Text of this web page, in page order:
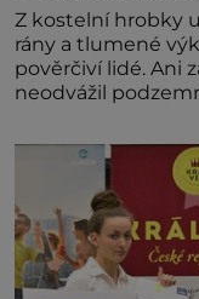
Z kostelní hrobky
rány a tlumené
pověrčiví lidé. Ani
neodvážil
divné burácení
později hrobku